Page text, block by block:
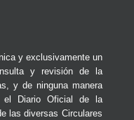
y exclusivamente un
y revisión de la
y de ninguna manera
el Diario Oficial de la
las diversas Circulares